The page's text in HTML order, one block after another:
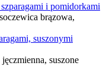
i pomidorkami
brązowa,
suszonymi
suszone